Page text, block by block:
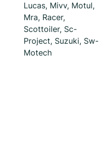
Lucas, Mivv, Motul,
Mra, Racer,
Scottoiler, Sc-
Project, Suzuki, Sw-
Motech